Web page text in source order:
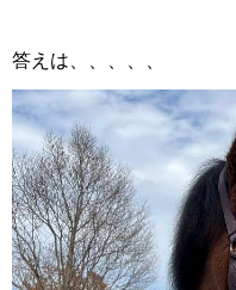
答えは、、、、、